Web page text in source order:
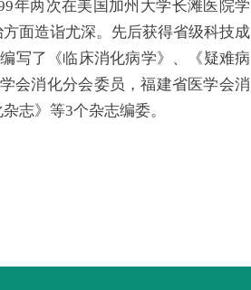
年两次在美国加州大学长滩医院学
面造诣尤深。先后获得省级科技成
写了《临床消化病学》、《疑难病
会消化分会委员，福建省医学会消
志》等3个杂志编委。